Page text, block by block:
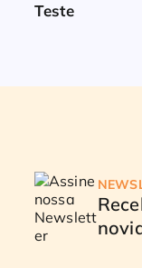
Teste